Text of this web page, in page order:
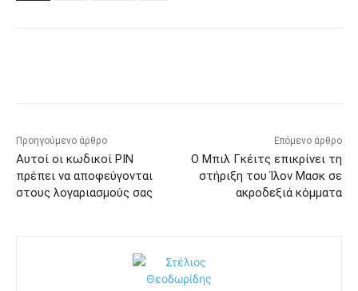
Προηγούμενο άρθρο
Αυτοί οι κωδικοί PIN
πρέπει να αποφεύγονται
στους λογαριασμούς σας
Επόμενο άρθρο
Ο Μπιλ Γκέιτς επικρίνει τη
στήριξη του Ίλον Μασκ σε
ακροδεξιά κόμματα